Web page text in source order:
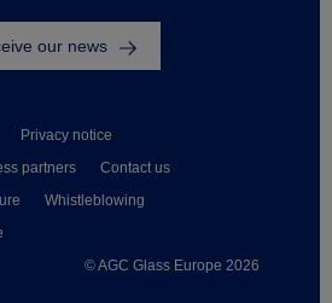
© AGC Glass Europe 2026
Privacy notice
partners
Contact us
Whistleblowing
our news